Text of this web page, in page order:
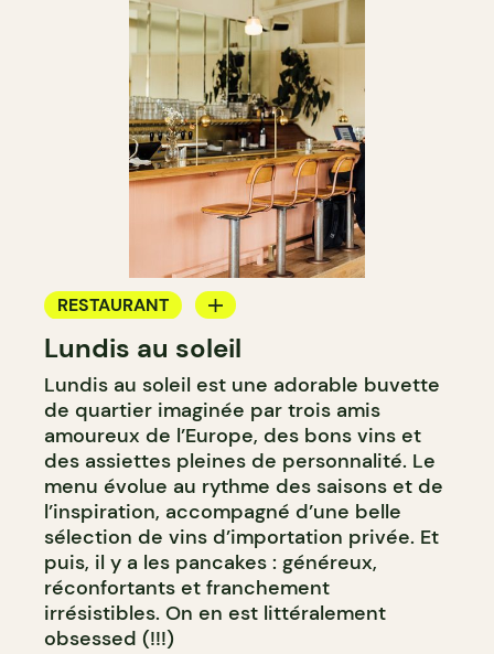
RESTAURANT
BAR À VIN
Lundis au soleil
Lundis au soleil est une adorable buvette
de quartier imaginée par trois amis
amoureux de l’Europe, des bons vins et
des assiettes pleines de personnalité. Le
menu évolue au rythme des saisons et de
l’inspiration, accompagné d’une belle
sélection de vins d’importation privée. Et
puis, il y a les pancakes : généreux,
réconfortants et franchement
irrésistibles. On en est littéralement
obsessed (!!!)